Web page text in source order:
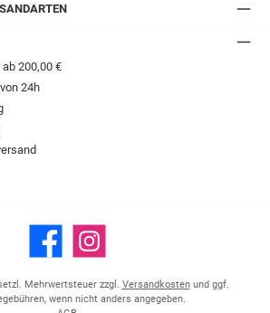
200,00 €
24h
Facebook Instagram
Mehrwertsteuer zzgl. Versandkostenund ggf.
wenn nicht anders angegeben.